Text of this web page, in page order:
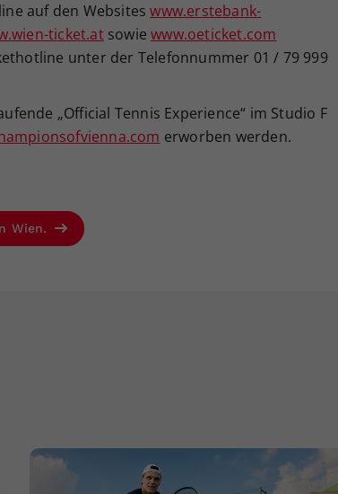
auf den Websiteswww.erstebank-
ticket.atsowiewww.oeticket.com
unter der Telefonnummer 01 / 79 999
„Official Tennis Experience“ im Studio F
erworben werden.
Wien.